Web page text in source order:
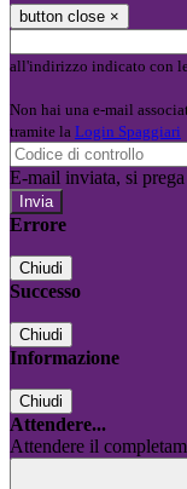
button close ×
all'indirizzo indicato con
Non hai una e-mail
tramite la Login Spaggiari
E-mail inviata, si
Errore
Chiudi
Successo
Chiudi
Informazione
Chiudi
Attendere...
Attendere il